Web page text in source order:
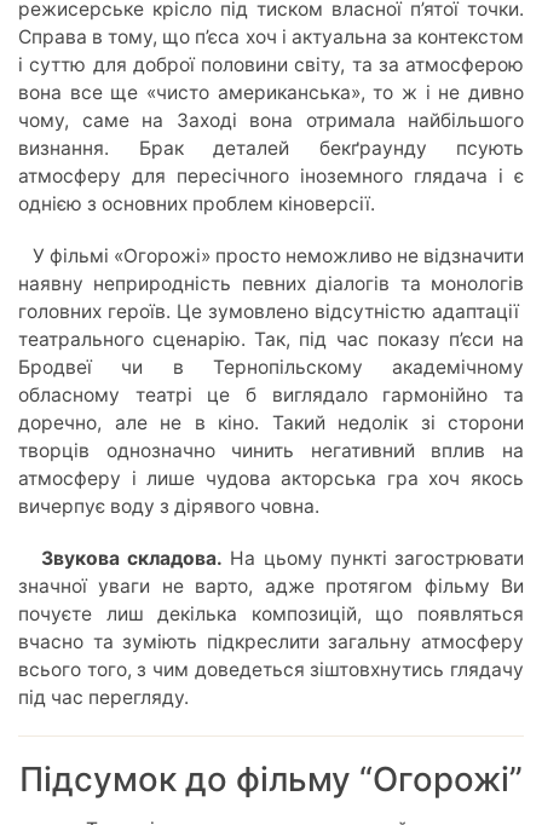
режисерське крісло під тиском власної п’ятої точки.
Справа в тому, що п’єса хоч і актуальна за контекстом
і суттю для доброї половини світу, та за атмосферою
вона все ще «чисто американська», то ж і не дивно
чому, саме на Заході вона отримала найбільшого
визнання. Брак деталей бекґраунду псують
атмосферу для пересічного іноземного глядача і є
однією з основних проблем кіноверсії.
У фільмі «Огорожі» просто неможливо не відзначити
наявну неприродність певних діалогів та монологів
головних героїв. Це зумовлено відсутністю адаптації
театрального сценарію. Так, під час показу п’єси на
Бродвеї чи в Тернопільскому академічному
обласному театрі це б виглядало гармонійно та
доречно, але не в кіно. Такий недолік зі сторони
творців однозначно чинить негативний вплив на
атмосферу і лише чудова акторська гра хоч якось
вичерпує воду з дірявого човна.
Звукова складова. На цьому пункті загострювати
значної уваги не варто, адже протягом фільму Ви
почуєте лиш декілька композицій, що появляться
вчасно та зуміють підкреслити загальну атмосферу
всього того, з чим доведеться зіштовхнутись глядачу
під час перегляду.
Підсумок до фільму “Огорожі”